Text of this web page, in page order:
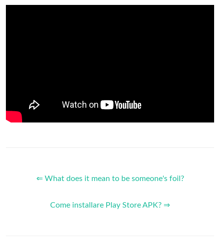
⇐ What does it mean to be someone's foil?
Come installare Play Store APK? ⇒